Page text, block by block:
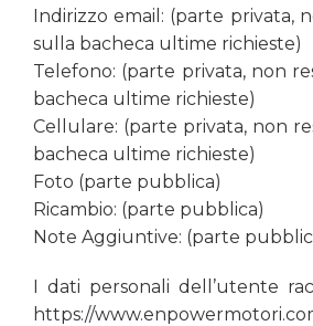
Indirizzo email: (parte privata,
sulla bacheca ultime richieste)
Telefono: (parte privata, non
bacheca ultime richieste)
Cellulare: (parte privata, non
bacheca ultime richieste)
Foto (parte pubblica)
Ricambio: (parte pubblica)
Note Aggiuntive: (parte
I dati personali dell’utente
https://